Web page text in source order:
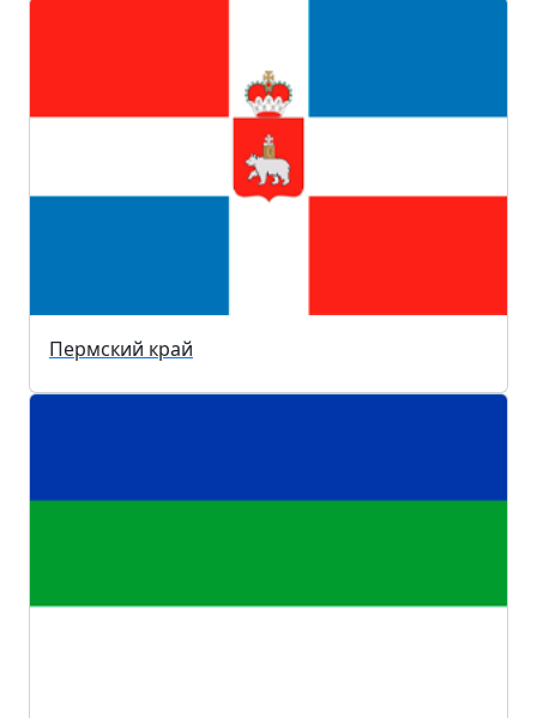
Пермский край